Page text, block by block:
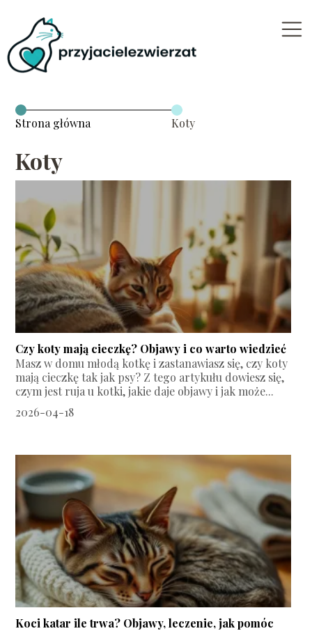
Strona główna Koty
Koty
Czy koty mają cieczkę? Objawy i co warto wiedzieć
Masz w domu młodą kotkę i zastanawiasz się, czy koty
mają cieczkę tak jak psy? Z tego artykułu dowiesz się,
czym jest ruja u kotki, jakie daje objawy i jak może...
2026-04-18
Koci katar ile trwa? Objawy, leczenie, jak pomóc